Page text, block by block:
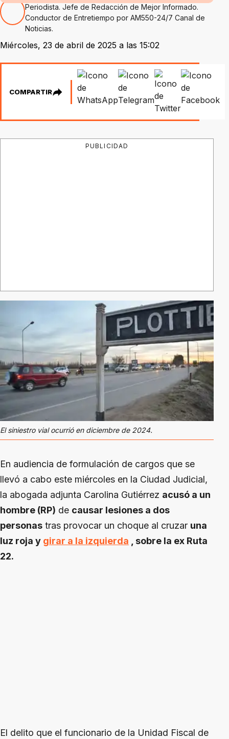
Periodista. Jefe de Redacción de Mejor Informado.
Conductor de Entretiempo por AM550-24/7 Canal de
Noticias.
Miércoles, 23 de abril de 2025 a las 15:02
COMPARTIR
PUBLICIDAD
El siniestro vial ocurrió en diciembre de 2024.
En audiencia de formulación de cargos que se
llevó a cabo este miércoles en la Ciudad Judicial,
la abogada adjunta Carolina Gutiérrez acusó a un
hombre (RP) de causar lesiones a dos
personas tras provocar un choque al cruzar una
luz roja y girar a la izquierda , sobre la ex Ruta
22.
El delito que el funcionario de la Unidad Fiscal de